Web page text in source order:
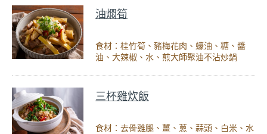
油燜筍
食材：桂竹筍、豬梅花肉、蠔油、糖、醬
油、大辣椒、水、煎大師聚油不沾炒鍋
三杯雞炊飯
食材：去骨雞腿、薑、蔥、蒜頭、白米、水